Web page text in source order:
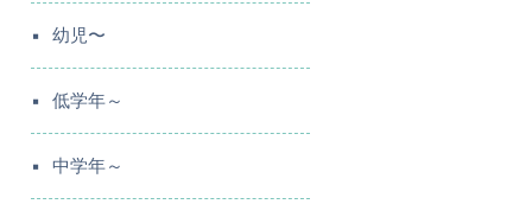
幼児〜
低学年～
中学年～